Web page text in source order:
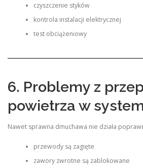
czyszczenie styków
kontrola instalacji elektrycznej
test obciążeniowy
6. Problemy z
powietrza w
Nawet sprawna dmuchawa nie działa
przewody są zagięte
zawory zwrotne są zablokowane